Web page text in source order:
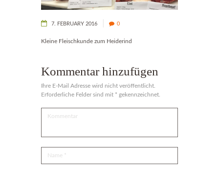
7. FEBRUARY 2016 0
Kleine Fleischkunde zum Heiderind
Kommentar hinzufügen
Ihre E-Mail Adresse wird nicht veröffentlicht.
Erforderliche Felder sind mit * gekennzeichnet.